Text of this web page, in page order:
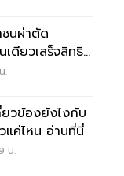
นผ่าตัด
เดียวเสร็จสิทธิ
.
ยวข้องยังไงกับ
แค่ไหน อ่านที่นี่
น.